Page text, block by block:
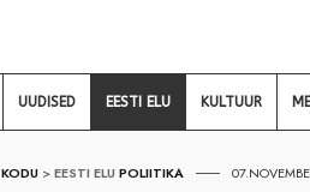
UUDISED EESTI ELU KULTUUR
KODU >EESTI ELU POLIITIKA